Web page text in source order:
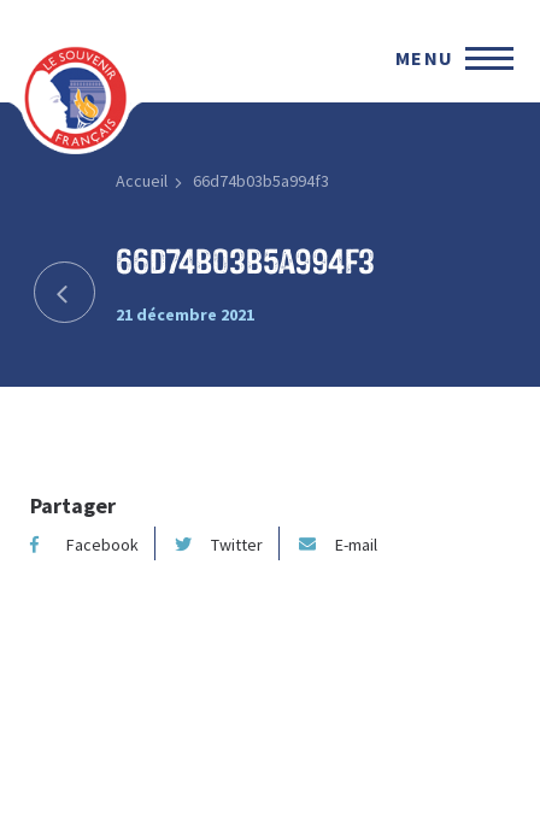
MENU
Accueil 66d74b03b5a994f3
66d74b03b5a994f3
21 décembre 2021
Partager
Facebook Twitter E-mail